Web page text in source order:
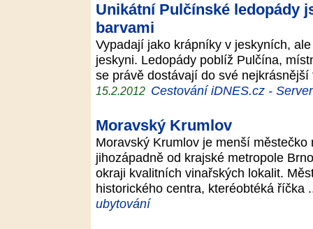
Unikátní Pulčínské ledopády
barvami
Vypadají jako krápníky v jeskyních,
jeskyni. Ledopády poblíž Pulčína,
se právě dostávají do své
15.2.2012 Cestování iDNES.cz -
Moravský Krumlov
Moravský Krumlov je menší
jihozápadně od krajské metropole
okraji kvalitních vinařských lokalit.
historického centra, kteréobtéká říčka
ubytování